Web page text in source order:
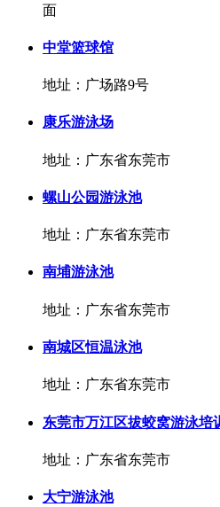
面
中堂篮球馆
地址：广场路9号
康乐游泳场
地址：广东省东莞市
螺山公园游泳池
地址：广东省东莞市
南埔游泳池
地址：广东省东莞市
南城区恒温泳池
地址：广东省东莞市
东莞市万江区拔蛟窝游泳培
地址：广东省东莞市
大宁游泳池